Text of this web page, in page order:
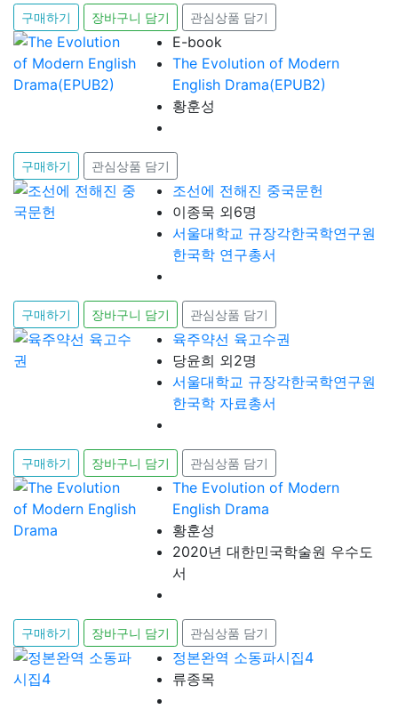
구매하기 장바구니 담기 관심상품 담기
E-book
The Evolution of Modern
English Drama(EPUB2)
황훈성
구매하기 관심상품 담기
조선에 전해진 중국문헌
이종묵 외6명
서울대학교 규장각한국학연구원
한국학 연구총서
구매하기 장바구니 담기 관심상품 담기
육주약선 육고수권
당윤희 외2명
서울대학교 규장각한국학연구원
한국학 자료총서
구매하기 장바구니 담기 관심상품 담기
The Evolution of Modern
English Drama
황훈성
2020년 대한민국학술원 우수도
서
구매하기 장바구니 담기 관심상품 담기
정본완역 소동파시집4
류종목